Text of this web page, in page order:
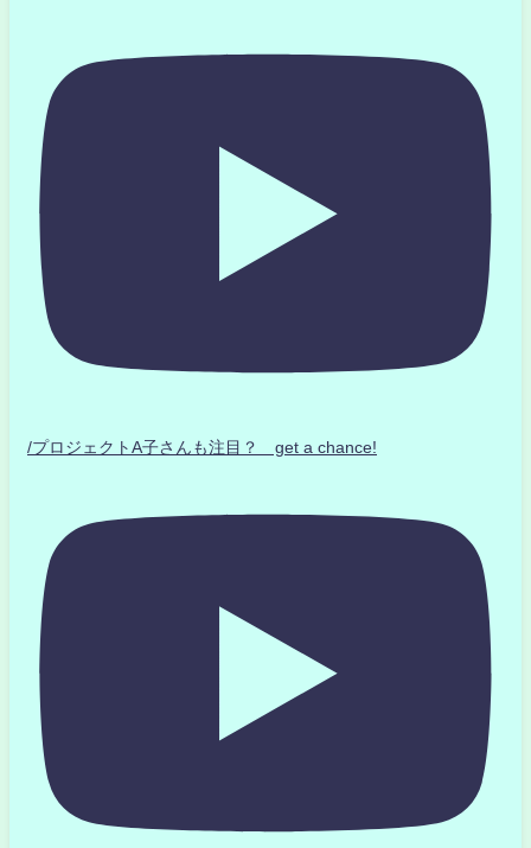
/プロジェクトA子さんも注目？ get a chance!